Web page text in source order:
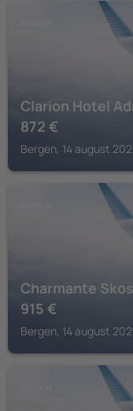
Clarion Hotel
872 €
Bergen, 14 august
Charmante
915 €
Bergen, 14 august